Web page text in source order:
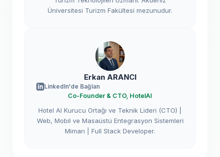
Üniversitesi Turizm Fakültesi mezunudur.
Erkan ARANCI
LinkedIn'de Bağlan
Co-Founder & CTO, HotelAI
Hotel AI Kurucu Ortağı ve Teknik Lideri (CTO) |
Web, Mobil ve Masaüstü Entegrasyon Sistemleri
Mimarı | Full Stack Developer.